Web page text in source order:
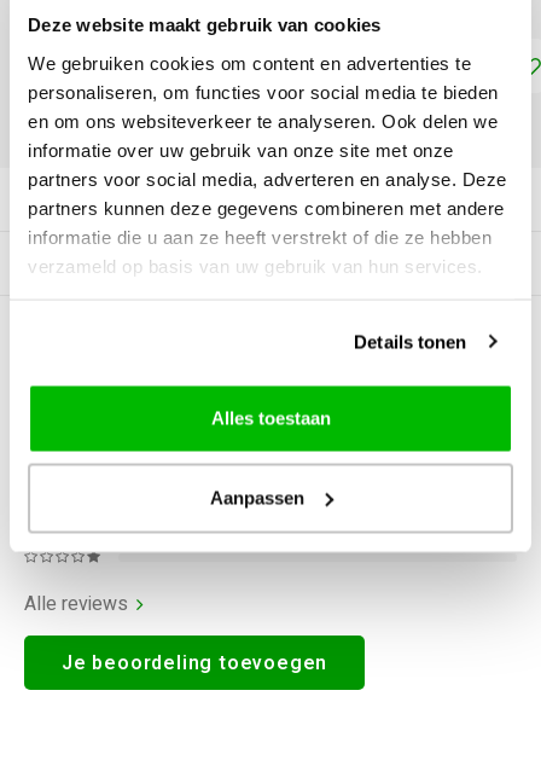
Deze website maakt gebruik van cookies
We gebruiken cookies om content en advertenties te
personaliseren, om functies voor social media te bieden
en om ons websiteverkeer te analyseren. Ook delen we
informatie over uw gebruik van onze site met onze
partners voor social media, adverteren en analyse. Deze
partners kunnen deze gegevens combineren met andere
informatie die u aan ze heeft verstrekt of die ze hebben
verzameld op basis van uw gebruik van hun services.
Details tonen
Alles toestaan
Aanpassen
Toevoegen aan winkelwagen
DELEN:
Productomschrijving
Gerelateerde producten
Alle reviews
Je beoordeling toevoegen